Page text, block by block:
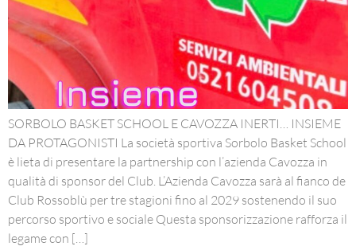
SORBOLO BASKET SCHOOL E CAVOZZA INERTI… INSIEME
DA PROTAGONISTI La società sportiva Sorbolo Basket School
è lieta di presentare la partnership con l’azienda Cavozza in
qualità di sponsor del Club. L’Azienda Cavozza sarà al fianco de
Club Rossoblù per tre stagioni fino al 2029 sostenendo il suo
percorso sportivo e sociale Questa sponsorizzazione rafforza il
legame con […]